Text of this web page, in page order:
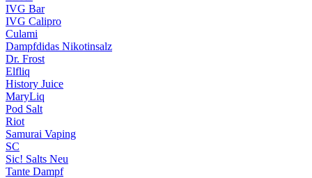
IVG Bar
IVG Calipro
Culami
Dampfdidas Nikotinsalz
Dr. Frost
Elfliq
History Juice
MaryLiq
Pod Salt
Riot
Samurai Vaping
SC
Sic! Salts Neu
Tante Dampf